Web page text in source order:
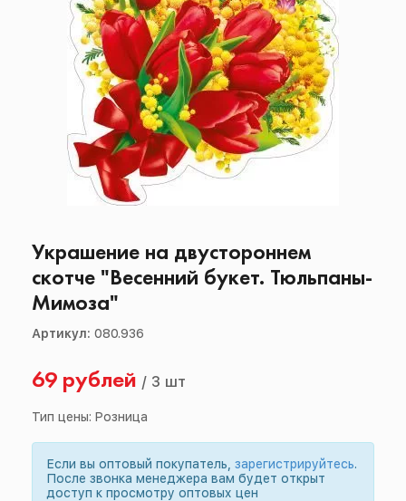
Украшение на двустороннем
скотче "Весенний букет. Тюльпаны-
Мимоза"
Артикул: 080.936
69 рублей / 3 шт
Тип цены: Розница
Если вы оптовый покупатель, зарегистрируйтесь.
После звонка менеджера вам будет открыт
доступ к просмотру оптовых цен